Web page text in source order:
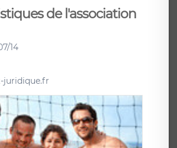
de l'association
14
juridique.fr